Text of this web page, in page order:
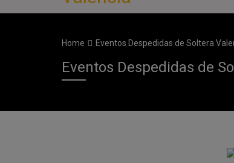
Home Eventos Despedidas de Soltera
Eventos Despedidas de